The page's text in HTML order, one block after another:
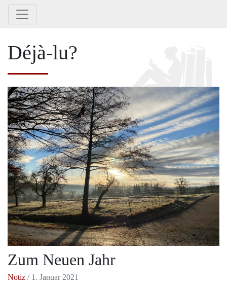
Déjà-lu?
Zum Neuen Jahr
Notiz / 1. Januar 2021